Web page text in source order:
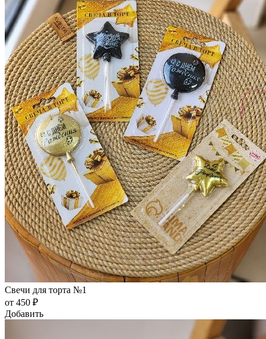
Свечи для торта №1
от 450 ₽
Добавить